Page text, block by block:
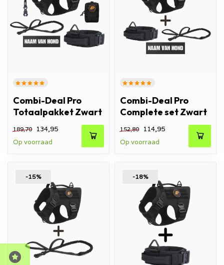
Combi-Deal Pro
Totaalpakket Zwart
189,70
134,95
Op voorraad
Combi-Deal Pro
Complete set Zwart
152,80
114,95
Op voorraad
-15% -18%